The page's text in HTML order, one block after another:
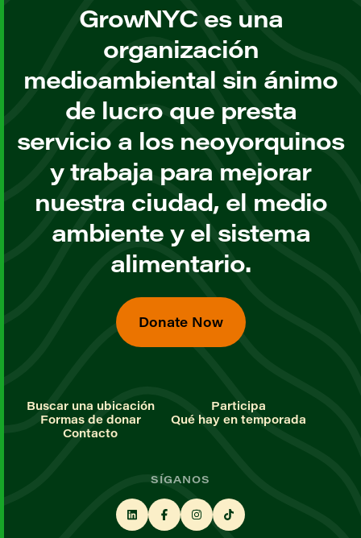
GrowNYC es una
organización
medioambiental sin ánimo
de lucro que presta
servicio a los neoyorquinos
y trabaja para mejorar
nuestra ciudad, el medio
ambiente y el sistema
alimentario.
Donate Now
Buscar una ubicación
Participa
Formas de donar
Qué hay en temporada
Contacto
SÍGANOS